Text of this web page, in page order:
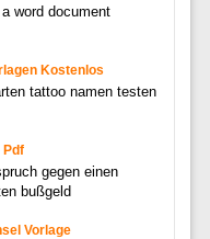
word document
Kostenlos
tattoo namen testen
Pdf
gegen einen
bußgeld
Vorlage